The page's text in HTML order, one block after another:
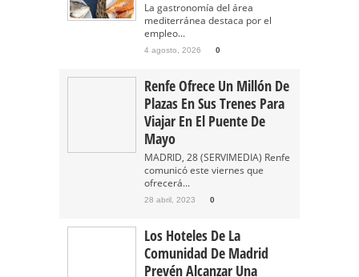
La gastronomía del área
mediterránea destaca por el
empleo...
4 agosto, 2026 0
Renfe Ofrece Un Millón De
Plazas En Sus Trenes Para
Viajar En El Puente De
Mayo
MADRID, 28 (SERVIMEDIA) Renfe
comunicó este viernes que
ofrecerá...
28 abril, 2023 0
Los Hoteles De La
Comunidad De Madrid
Prevén Alcanzar Una